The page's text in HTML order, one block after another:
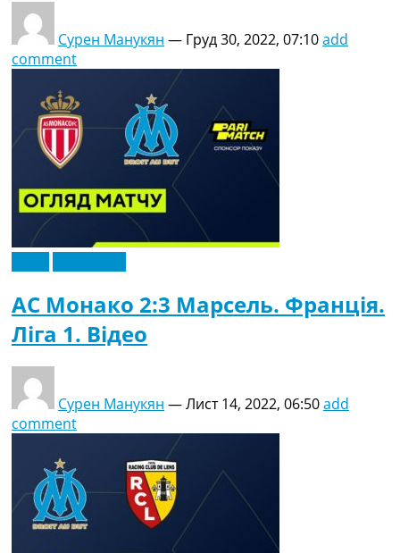
Сурен Манукян — Груд 30, 2022, 07:10add
comment
АС Монако 2:3 Марсель. Франція.
Ліга 1. Відео
Сурен Манукян —Лист 14, 2022, 06:50add
comment